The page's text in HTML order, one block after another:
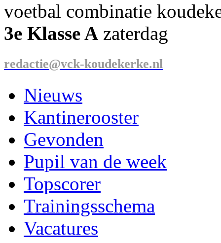
voetbal combinatie
3e Klasse A zaterdag
redactie@vck-koudekerke.nl
Nieuws
Kantinerooster
Gevonden
Pupil van de week
Topscorer
Trainingsschema
Vacatures